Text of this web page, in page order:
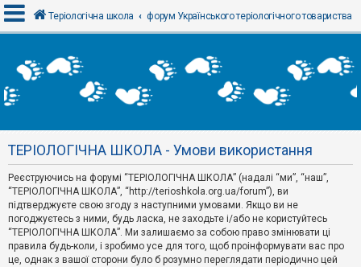
х
і
Р
є
с
т
р
а
ц
я
Теріологічна школа форум Українського теріологічного товариства
ТЕРІОЛОГІЧНА ШКОЛА - Умови використання
Реєструючись на форумі “ТЕРІОЛОГІЧНА ШКОЛА” (надалі “ми”, “наш”,
“ТЕРІОЛОГІЧНА ШКОЛА”, “http://terioshkola.org.ua/forum”), ви
підтверджуєте свою згоду з наступними умовами. Якщо ви не
погоджуєтесь з ними, будь ласка, не заходьте і/або не користуйтесь
“ТЕРІОЛОГІЧНА ШКОЛА”. Ми залишаємо за собою право змінювати ці
правила будь-коли, і зробимо усе для того, щоб проінформувати вас про
це, однак з вашої сторони було б розумно переглядати періодично цей